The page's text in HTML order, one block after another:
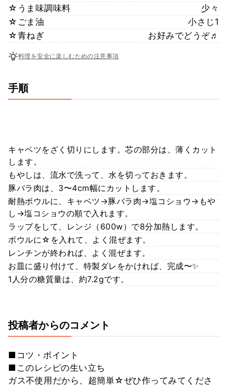
☆うま味調味料
少々
☆ごま油
小さじ1
☆青ねぎ
お好みでどうぞ♬
料理を安全に楽しむための注意事項
手順
キャベツをざく切りにします。芯の部分は、薄くカット
します。
もやしは、流水で洗って、水を切っておきます。
豚バラ肉は、3〜4cm幅にカットします。
耐熱ボウルに、キャベツ→豚バラ肉→塩コショウ→もや
し→塩コショウの順で入れます。
ラップをして、レンジ（600w）で8分加熱します。
ボウルに☆を入れて、よく混ぜます。
レンチンが終われば、よく混ぜます。
お皿に盛り付けて、特製ダレをかければ、完成〜✨
1人分の糖質量は、約7.2gです。
投稿者からのコメント
■コツ・ポイント
■このレシピの生い立ち
ガス不使用だから、超簡単☆ぜひ作ってみてくださ